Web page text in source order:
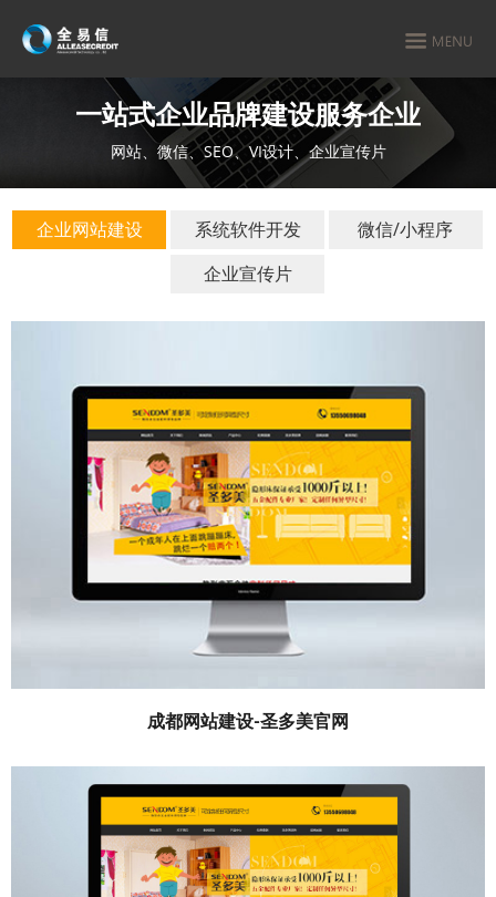
一站式企业品牌建设服务企业
网站、微信、SEO、VI设计、企业宣传片
企业网站建设 系统软件开发
微信/小程序
企业宣传片
成都网站建设-圣多美官网